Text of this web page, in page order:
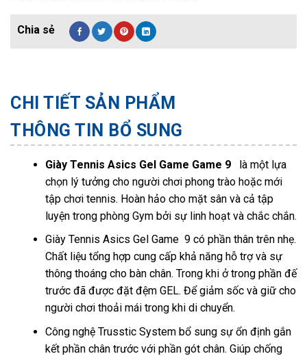
CHI TIẾT SẢN PHẨM
THÔNG TIN BỔ SUNG
Giày Tennis Asics Gel Game Game 9
là một lựa
chọn lý tưởng cho người chơi phong trào hoặc mới
tập chơi tennis. Hoàn hảo cho mặt sân và cả tập
luyện trong phòng Gym bởi sự linh hoạt và chắc chắn.
Giày Tennis Asics Gel Game 9 có phần thân trên nhẹ.
Chất liệu tổng hợp cung cấp khả năng hỗ trợ và sự
thông thoáng cho bàn chân. Trong khi ở trong phần đế
trước đã được đặt đệm GEL. Để giảm sốc và giữ cho
người chơi thoải mái trong khi di chuyển.
Công nghệ Trusstic System bổ sung sự ổn định gắn
kết phần chân trước với phần gót chân. Giúp chống